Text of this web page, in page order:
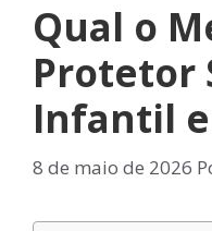
Qual o
Protetor
Infantil
8 de maio de 2026